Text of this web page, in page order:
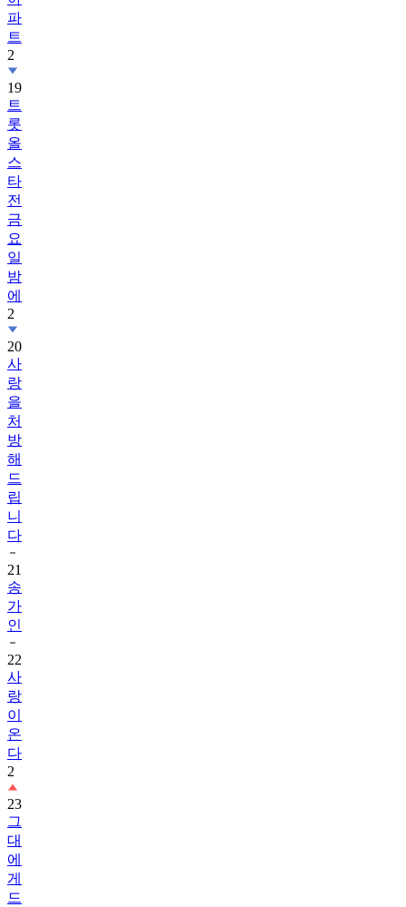
파
트
2
19
트
롯
올
스
타
전
금
요
일
밤
에
2
20
사
랑
을
처
방
해
드
립
니
다
21
송
가
인
22
사
랑
이
온
다
2
23
그
대
에
게
드